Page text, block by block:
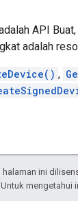
API
adalah
,
ini
. Untuk